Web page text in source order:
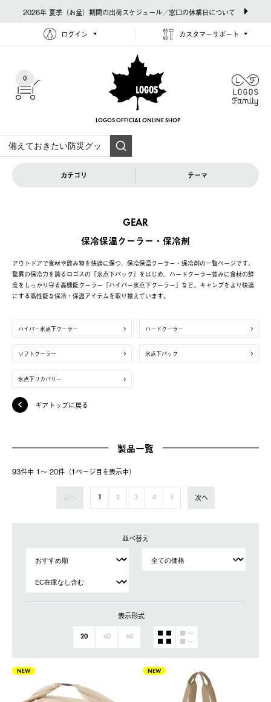
2026年 夏季（お盆）期間の出荷スケジュール／窓口の休業日について
ログイン カスタマーサポート
0
LOGOS OFFICIAL ONLINE SHOP
カテゴリ テーマ
GEAR
保冷保温クーラー・保冷剤
アウトドアで食材や飲み物を快適に保つ、保冷保温クーラー・保冷剤の一覧ページです。
驚異の保冷力を誇るロゴスの「氷点下パック」をはじめ、ハードクーラー並みに食材の鮮
度をしっかり守る高機能クーラー「ハイパー氷点下クーラー」など。キャンプをより快適
にする高性能な保冷・保温アイテムを取り揃えています。
ハイパー氷点下クーラー ハードクーラー
ソフトクーラー 氷点下パック
氷点下リカバリー
ギアトップに戻る
製品一覧
93件中 1〜 20件（1ページ⽬を表⽰中）
前へ 1 2 3 4 5 次へ
並べ替え
表示形式
20 40 60
NEW NEW